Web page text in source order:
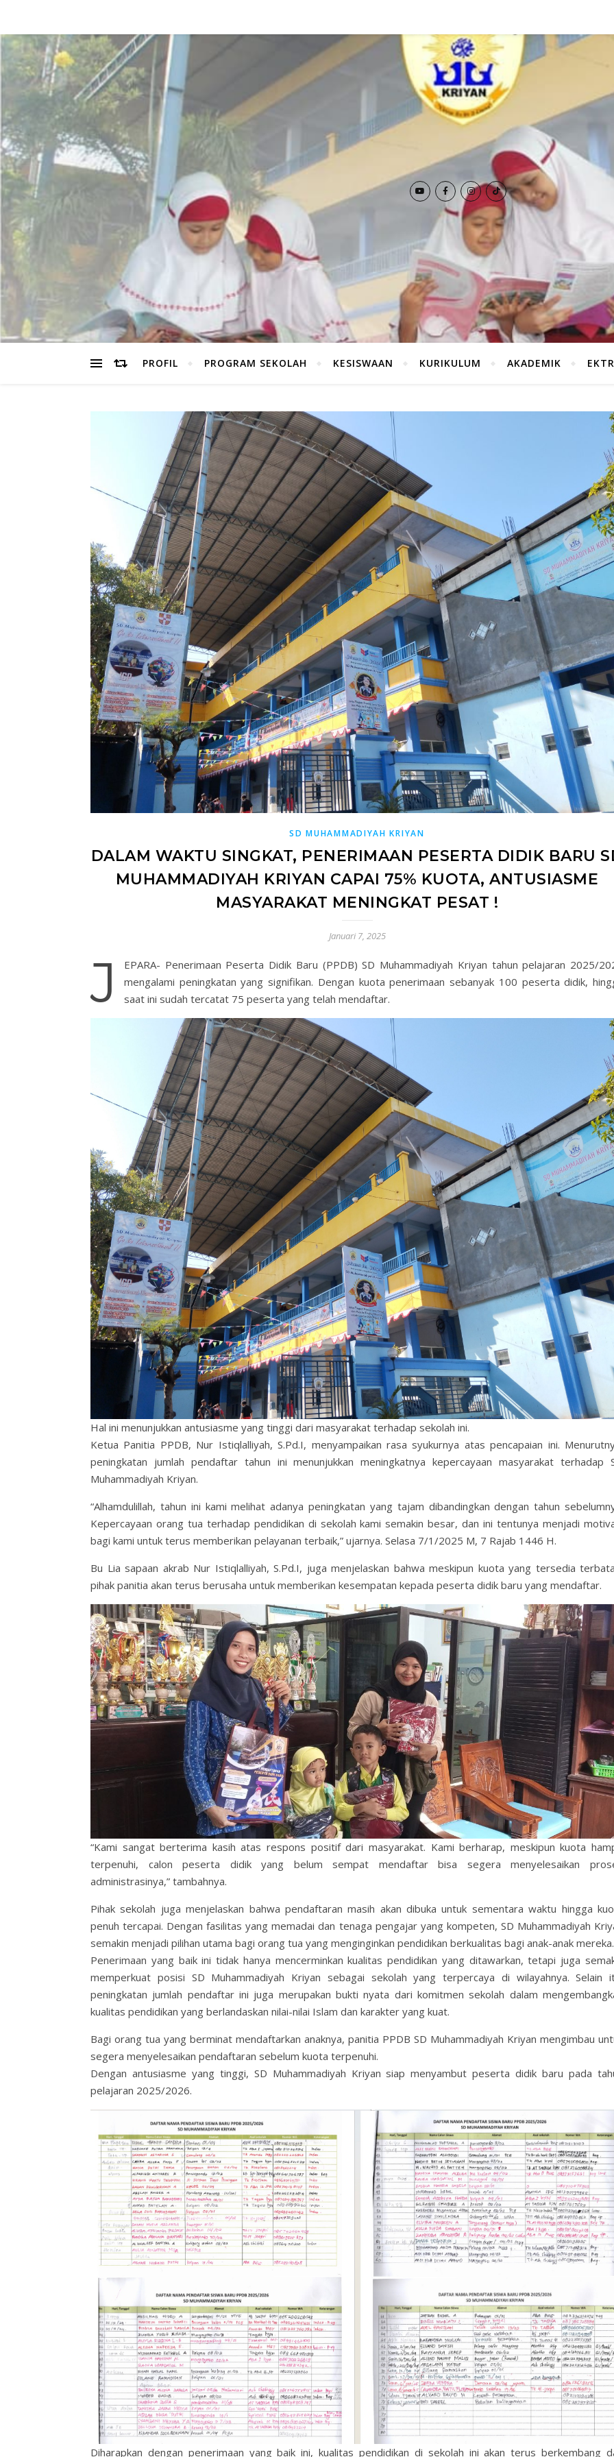
PROFIL PROGRAM SEKOLAH KESISWAAN KURIKULUM AKADEMIK
SD MUHAMMADIYAH KRIYAN
DALAM WAKTU SINGKAT, PENERIMAAN PESERTA DIDIK BARU
MUHAMMADIYAH KRIYAN CAPAI 75% KUOTA, ANTUSIASME
MASYARAKAT MENINGKAT PESAT !
Januari 7, 2025
J
EPARA- Penerimaan Peserta Didik Baru (PPDB) SD Muhammadiyah Kriyan tahun pelajaran 2025/
mengalami peningkatan yang signifikan. Dengan kuota penerimaan sebanyak 100 peserta didik,
saat ini sudah tercatat 75 peserta yang telah mendaftar.
Hal ini menunjukkan antusiasme yang tinggi dari masyarakat terhadap sekolah ini.
Ketua Panitia PPDB, Nur Istiqlalliyah, S.Pd.I, menyampaikan rasa syukurnya atas pencapaian ini.
peningkatan jumlah pendaftar tahun ini menunjukkan meningkatnya kepercayaan masyarakat terhadap
Muhammadiyah Kriyan.
“Alhamdulillah, tahun ini kami melihat adanya peningkatan yang tajam dibandingkan dengan tahun
Kepercayaan orang tua terhadap pendidikan di sekolah kami semakin besar, dan ini tentunya menjadi
bagi kami untuk terus memberikan pelayanan terbaik,” ujarnya. Selasa 7/1/2025 M, 7 Rajab 1446 H.
Bu Lia sapaan akrab Nur Istiqlalliyah, S.Pd.I, juga menjelaskan bahwa meskipun kuota yang tersedia
pihak panitia akan terus berusaha untuk memberikan kesempatan kepada peserta didik baru yang mendaftar.
“Kami sangat berterima kasih atas respons positif dari masyarakat. Kami berharap, meskipun kuota
terpenuhi, calon peserta didik yang belum sempat mendaftar bisa segera menyelesaikan
administrasinya,” tambahnya.
Pihak sekolah juga menjelaskan bahwa pendaftaran masih akan dibuka untuk sementara waktu hingga
penuh tercapai. Dengan fasilitas yang memadai dan tenaga pengajar yang kompeten, SD Muhammadiyah
semakin menjadi pilihan utama bagi orang tua yang menginginkan pendidikan berkualitas bagi anak-anak mereka.
Penerimaan yang baik ini tidak hanya mencerminkan kualitas pendidikan yang ditawarkan, tetapi juga
memperkuat posisi SD Muhammadiyah Kriyan sebagai sekolah yang terpercaya di wilayahnya. Selain
peningkatan jumlah pendaftar ini juga merupakan bukti nyata dari komitmen sekolah dalam
kualitas pendidikan yang berlandaskan nilai-nilai Islam dan karakter yang kuat.
Bagi orang tua yang berminat mendaftarkan anaknya, panitia PPDB SD Muhammadiyah Kriyan mengimbau
segera menyelesaikan pendaftaran sebelum kuota terpenuhi.
Dengan antusiasme yang tinggi, SD Muhammadiyah Kriyan siap menyambut peserta didik baru pada
pelajaran 2025/2026.
Diharapkan dengan penerimaan yang baik ini, kualitas pendidikan di sekolah ini akan terus berkembang